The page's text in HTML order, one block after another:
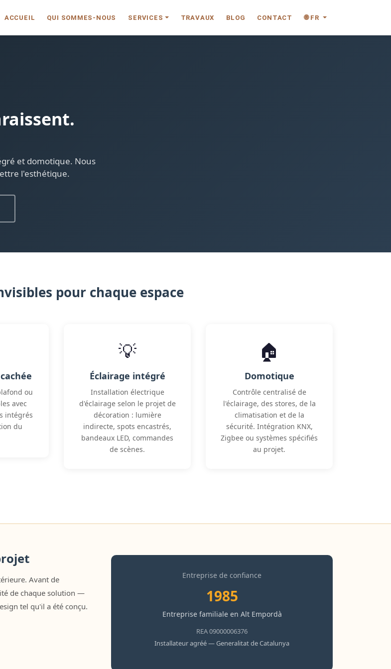
ACCUEIL QUI SOMMES-NOUS SERVICES TRAVAUX BLOG CONTACT 🌐 FR
et domotique. Nous
l'esthétique.
pour chaque espace
ou
avec
intégrés
du
💡
Éclairage intégré
Installation électrique
d'éclairage selon le projet de
décoration : lumière
indirecte, spots encastrés,
bandeaux LED, commandes
de scènes.
🏠
Domotique
Contrôle centralisé de
l'éclairage, des stores, de la
climatisation et de la
sécurité. Intégration KNX,
Zigbee ou systèmes spécifiés
au projet.
Avant de
de chaque solution —
tel qu'il a été conçu.
Entreprise de confiance
1985
Entreprise familiale en Alt Empordà
REA 09000006376
Installateur agréé — Generalitat de Catalunya